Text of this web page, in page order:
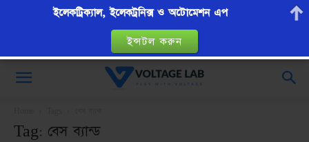
VoltageLab
Tag: বেস ব্যান্ড
ইলেকট্রিক্যাল, ইলেকট্রনিক্স ও অটোমেশন এপ
ইন্সটল করুন